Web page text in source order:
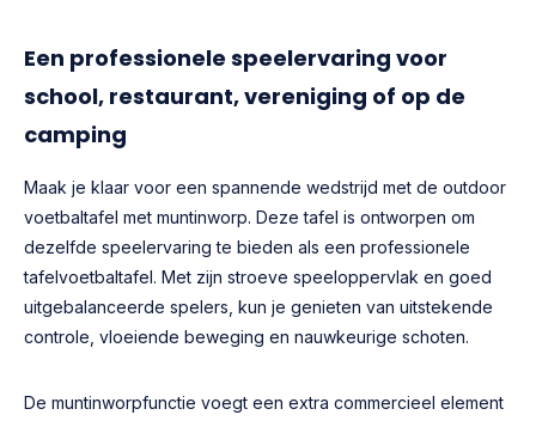
Een professionele speelervaring voor
school, restaurant, vereniging of op de
camping
Maak je klaar voor een spannende wedstrijd met de outdoor
voetbaltafel met muntinworp. Deze tafel is ontworpen om
dezelfde speelervaring te bieden als een professionele
tafelvoetbaltafel. Met zijn stroeve speeloppervlak en goed
uitgebalanceerde spelers, kun je genieten van uitstekende
controle, vloeiende beweging en nauwkeurige schoten.
De muntinworpfunctie voegt een extra commercieel element